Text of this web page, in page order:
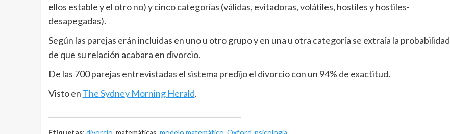
ellos estable y el otro no) y cinco categorías (válidas, evitadoras, volátiles, hostiles y hostiles-
desapegadas).
Según las parejas erán incluidas en uno u otro grupo y en una u otra categoría se extraía la probabilidad
de que su relación acabara en divorcio.
De las 700 parejas entrevistadas el sistema predijo el divorcio con un 94% de exactitud.
Visto en The Sydney Morning Herald.